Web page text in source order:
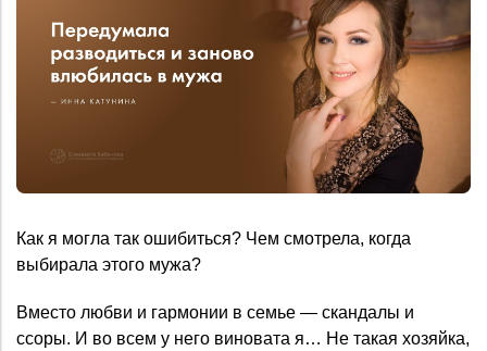
Как я могла так ошибиться? Чем смотрела, когда
выбирала этого мужа?
Вместо любви и гармонии в семье — скандалы и
ссоры. И во всем у него виновата я… Не такая хозяйка,